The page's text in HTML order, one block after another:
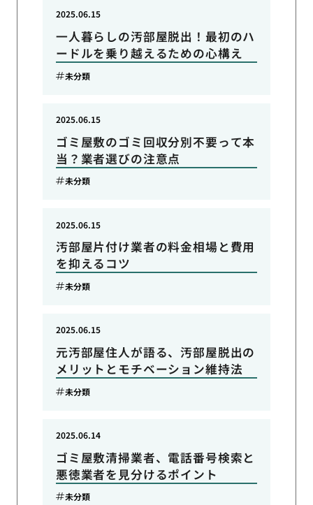
一人暮らしの汚部屋脱出！最初のハ
ードルを乗り越えるための心構え
2025.06.15
未分類
ゴミ屋敷のゴミ回収分別不要って本
当？業者選びの注意点
2025.06.15
未分類
汚部屋片付け業者の料金相場と費用
を抑えるコツ
2025.06.15
未分類
元汚部屋住人が語る、汚部屋脱出の
メリットとモチベーション維持法
2025.06.15
未分類
ゴミ屋敷清掃業者、電話番号検索と
悪徳業者を見分けるポイント
2025.06.14
未分類